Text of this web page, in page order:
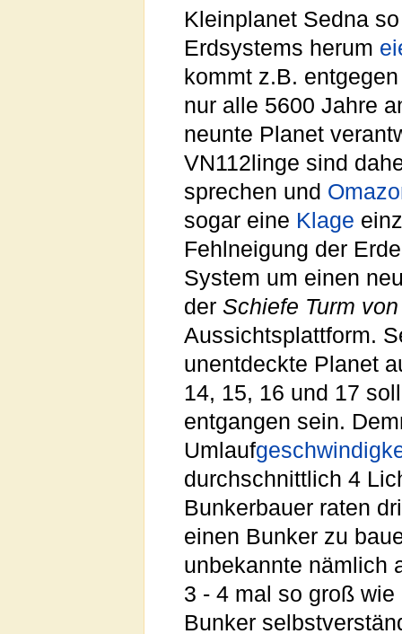
Kleinplanet Sedna
Erdsystems herum
kommt z.B.
nur alle 5600 Jahre
neunte Planet
VN112linge sind
sprechen und
sogar eine Klage
Fehlneigung der
System um einen
derSchiefe Turm
Aussichtsplattform.
unentdeckte Planet
14, 15, 16 und 17
entgangen sein.
Umlauf
durchschnittlich 4
Bunkerbauer raten
einen Bunker zu
unbekannte nämlich
3 - 4 mal so groß
Bunker